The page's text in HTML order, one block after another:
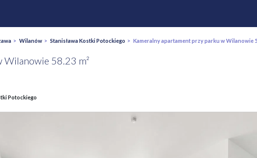
> Wilanów > Stanisława Kostki Potockiego > Kameralny apartament przy parku w Wilanowie
Wilanowie 58.23 m²
Potockiego